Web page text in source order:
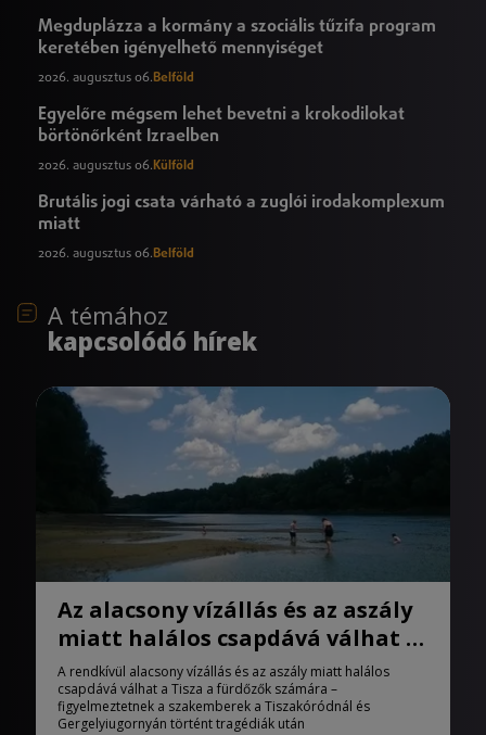
Megduplázza a kormány a szociális tűzifa program
keretében igényelhető mennyiséget
2026. augusztus 06.Belföld
Egyelőre mégsem lehet bevetni a krokodilokat
börtönőrként Izraelben
2026. augusztus 06. Külföld
Brutális jogi csata várható a zuglói irodakomplexum
miatt
2026. augusztus 06.Belföld
A témához
kapcsolódó hírek
Az alacsony vízállás és az aszály
miatt halálos csapdává válhat a
Tisza
A rendkívül alacsony vízállás és az aszály miatt halálos
csapdává válhat a Tisza a fürdőzők számára –
figyelmeztetnek a szakemberek a Tiszakóródnál és
Gergelyiugornyán történt tragédiák után